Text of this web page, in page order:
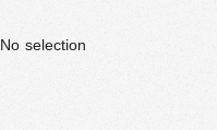
No selection